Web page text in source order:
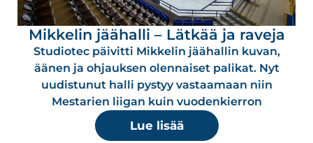
Mikkelin jäähalli – Lätkää ja raveja
Studiotec päivitti Mikkelin jäähallin kuvan,
äänen ja ohjauksen olennaiset palikat. Nyt
uudistunut halli pystyy vastaamaan niin
Mestarien liigan kuin vuodenkierron
Lue lisää